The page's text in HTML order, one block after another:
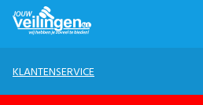
KLANTENSERVICE